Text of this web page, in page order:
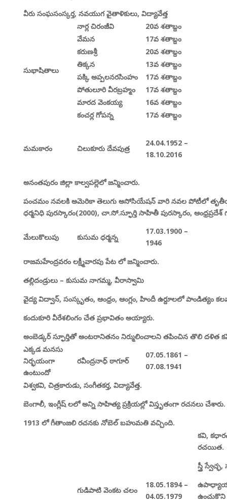
వీరు సంఘసంస్కర్త, నవయుగ వైతాళికులు, విద్యావేత్త
సుభాషితాలు
నార్ల చిరంజీవి 20వ శతాబ్దం
వేమన
17వ శతాబ్దం
కరుణశ్రీ
20వ శతాబ్దం
తిక్కన
13వ శతాబ్దం
పక్కి అప్పలనరసింహం
17వ శతాబ్దం
పోతులూరి వీరబ్రహ్మం
17వ శతాబ్దం
మారద వెంకయ్య
16వ శతాబ్దం
కంచర్ల గోపన్న
17వ శతాబ్దం
మమకారం చిలుకూరు దేవపుత్ర
24.04.1952 –
18.10.2016
అనంతపురం జిల్లా కాల్వపల్లెలో జన్మించారు.
పంచమం నవలకి అమెరికా తెలుగు అసోసియేషన్ వారి నవల పోటీలో
ధర్మనిధి పురస్కారం(2000), చా.సో.స్ఫూర్తి సాహితీ పురస్కారం,
మేలుకొలుపు కుసుమ ధర్మన్న
17.03.1900 –
1946
రాజమహేంద్రవరం లక్ష్మీవారపు పేట లో జన్మించారు.
తల్లిదండ్రులు – కుసుమ నాగమ్మ, వీరాస్వామి
వైద్య విద్వాన్, సంస్కృతం, ఆంధ్రం, ఆంగ్లం, హిందీ ఉర్దూలలో పాండిత్యం
కందుకూరి వీరేశలింగం చేత ప్రభావితం అయ్యారు.
అంబెడ్కర్ స్ఫూర్తితో అంటరానితనం నిర్ములించాలని తపించిన తొలి దళిత
ఎక్కడ మనసు
నిర్భయంగా
ఉంటుందో
రవీంద్రనాధ్ ఠాగూర్
07.05.1861 –
07.08.1941
విశ్వకవి, చిత్రకారుడు, సంగీతకర్త, విద్యావేత్త.
బెంగాలీ, ఇంగ్లీష్ లలో అన్ని సాహిత్య ప్రక్రియల్లో విస్తృతంగా రచనలు చేశారు.
1913 లో గీతాంజలి రచనకు నోబెల్ బహుమతి వచ్చింది.
గుడిపాటి వెంకట చలం
18.05.1894 –
04.05.1979
కవి,
రచయిత.
స్త్రీ స్వేచ్ఛ,
ఉంచుకొని